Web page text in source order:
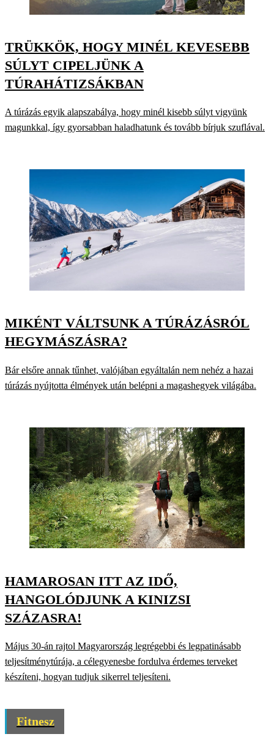
TRÜKKÖK, HOGY MINÉL KEVESEBB
SÚLYT CIPELJÜNK A
TÚRAHÁTIZSÁKBAN
A túrázás egyik alapszabálya, hogy minél kisebb súlyt vigyünk
magunkkal, így gyorsabban haladhatunk és tovább bírjuk szuflával.
MIKÉNT VÁLTSUNK A TÚRÁZÁSRÓL
HEGYMÁSZÁSRA?
Bár elsőre annak tűnhet, valójában egyáltalán nem nehéz a hazai
túrázás nyújtotta élmények után belépni a magashegyek világába.
HAMAROSAN ITT AZ IDŐ,
HANGOLÓDJUNK A KINIZSI
SZÁZASRA!
Május 30-án rajtol Magyarország legrégebbi és legpatinásabb
teljesítménytúrája, a célegyenesbe fordulva érdemes terveket
készíteni, hogyan tudjuk sikerrel teljesíteni.
Fitnesz